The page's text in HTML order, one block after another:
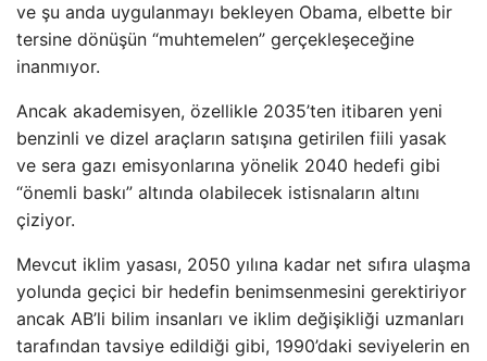
ve şu anda uygulanmayı bekleyen Obama, elbette bir
tersine dönüşün “muhtemelen” gerçekleşeceğine
inanmıyor.
Ancak akademisyen, özellikle 2035’ten itibaren yeni
benzinli ve dizel araçların satışına getirilen fiili yasak
ve sera gazı emisyonlarına yönelik 2040 hedefi gibi
“önemli baskı” altında olabilecek istisnaların altını
çiziyor.
Mevcut iklim yasası, 2050 yılına kadar net sıfıra ulaşma
yolunda geçici bir hedefin benimsenmesini gerektiriyor
ancak AB’li bilim insanları ve iklim değişikliği uzmanları
tarafından tavsiye edildiği gibi, 1990’daki seviyelerin en